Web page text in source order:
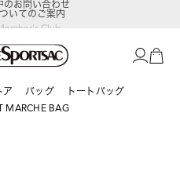
Club
ャンペーン開催中
いてのご案内
ア バッグ
トートバッグ
MARCHE BAG